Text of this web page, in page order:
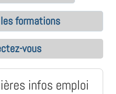
formations
vous
infos emploi